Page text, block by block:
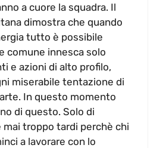
a cuore la squadra. Il
dimostra che quando
tutto è possibile
comune innesca solo
e azioni di alto profilo,
miserabile tentazione di
In questo momento
di questo. Solo di
mai troppo tardi perchè chi
a lavorare con lo